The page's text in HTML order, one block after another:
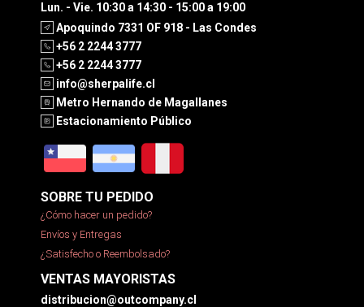
Lun. - Vie. 10:30 a 14:30 - 15:00 a 19:00
Apoquindo 7331 OF 918 - Las Condes
+56 2 2244 3777
+56 2 2244 3777
info@sherpalife.cl
Metro Hernando de Magallanes
Estacionamiento Público
SOBRE TU PEDIDO
¿Cómo hacer un pedido?
Envíos y Entregas
¿Satisfecho o Reembolsado?
VENTAS MAYORISTAS
distribucion@outcompany.cl